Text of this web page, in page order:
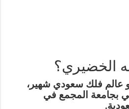
الخضيري؟
عالم فلك سعودي شهير،
بجامعة المجمع في